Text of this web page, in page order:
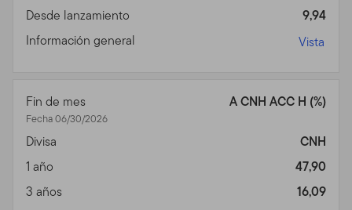
Desde lanzamiento
9,94
Información general
Vista
Fin de mes
Fecha 06/30/2026
A CNH ACC H (%)
Divisa
CNH
1 año
47,90
3 años
16,09